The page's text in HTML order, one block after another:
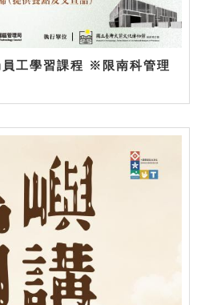
工學習課程 ※限南科管理